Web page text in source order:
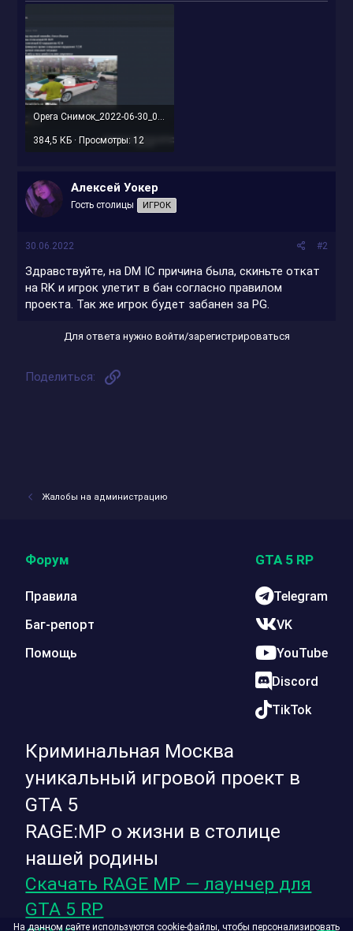
Opera Снимок_2022-06-30_000216_forum.rmrp.ru.png
384,5 КБ · Просмотры: 12
Алексей Уокер
Гость столицы ИГРОК
30.06.2022 #2
Здравствуйте, на DM IC причина была, скиньте откат
на RK и игрок улетит в бан согласно правилом
проекта. Так же игрок будет забанен за PG.
Для ответа нужно войти/зарегистрироваться
Поделиться:
Жалобы на администрацию
Криминальная Москва
уникальный игровой проект в
GTA 5
RAGE:MP о жизни в столице
нашей родины
Скачать RAGE MP — лаунчер для
GTA 5 RP
Форум
Правила
Баг-репорт
Помощь
GTA 5 RP
Telegram
VK
YouTube
Discord
TikTok
На данном сайте используются cookie-файлы, чтобы персонализировать